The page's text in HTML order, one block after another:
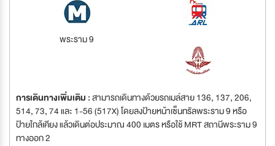
พระราม 9
การเดินทางเพิ่มเติม :สามารถเดินทางด้วยรถเมล์สาย 136, 137, 206,
514, 73, 74 และ 1-56 (517X) โดยลงป้ายหน้าเซ็นทรัลพระราม 9 หรือ
ป้ายใกล้เคียง แล้วเดินต่อประมาณ 400 เมตร หรือใช้ MRT สถานีพระราม 9
ทางออก 2